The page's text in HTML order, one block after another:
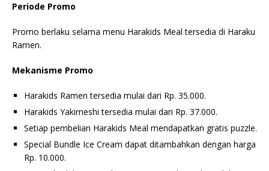
Periode Promo
Promo berlaku selama menu Harakids Meal tersedia di Haraku
Ramen.
Mekanisme Promo
Harakids Ramen tersedia mulai dari Rp. 35.000.
Harakids Yakimeshi tersedia mulai dari Rp. 37.000.
Setiap pembelian Harakids Meal mendapatkan gratis puzzle.
Special Bundle Ice Cream dapat ditambahkan dengan harga
Rp. 10.000.